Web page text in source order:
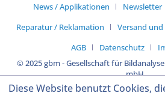
News / Applikationen
Newsletter
Reparatur / Reklamation
Versand
AGB
Datenschutz
© 2025 gbm - Gesellschaft für
mbH
Diese Website benutzt Cookies,